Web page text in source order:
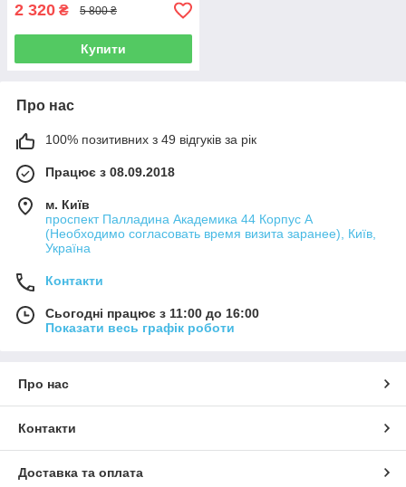
2 320 ₴ 5 800 ₴
Купити
Про нас
100% позитивних з 49 відгуків за рік
Працює з 08.09.2018
м. Київ
проспект Палладина Академика 44 Корпус А
(Необходимо согласовать время визита заранее), Київ,
Україна
Контакти
Сьогодні працює з 11:00 до 16:00
Показати весь графік роботи
Про нас
Контакти
Доставка та оплата